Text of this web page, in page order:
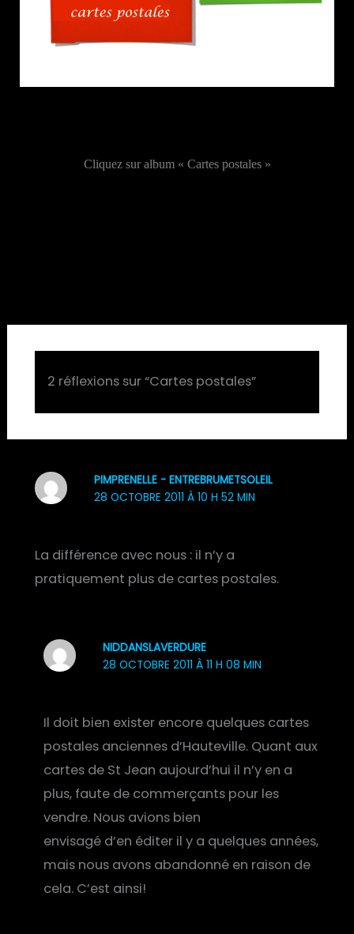
Cliquez sur album « Cartes postales »
2 réflexions sur “Cartes postales”
PIMPRENELLE - ENTREBRUMETSOLEIL
28 OCTOBRE 2011 À 10 H 52 MIN
La différence avec nous : il n’y a
pratiquement plus de cartes postales.
NIDDANSLAVERDURE
28 OCTOBRE 2011 À 11 H 08 MIN
Il doit bien exister encore quelques cartes
postales anciennes d’Hauteville. Quant aux
cartes de St Jean aujourd’hui il n’y en a
plus, faute de commerçants pour les
vendre. Nous avions bien
envisagé d’en éditer il y a quelques années,
mais nous avons abandonné en raison de
cela. C’est ainsi!